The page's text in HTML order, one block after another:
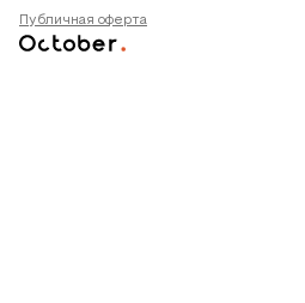
Публичная оферта